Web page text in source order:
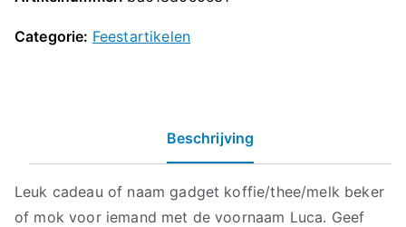
Categorie: Feestartikelen
Beschrijving
Leuk cadeau of naam gadget koffie/thee/melk beker
of mok voor iemand met de voornaam Luca. Geef